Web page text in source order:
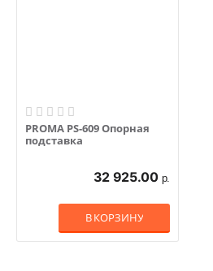
PROMA PS-609 Опорная
подставка
32 925.00 р.
В КОРЗИНУ